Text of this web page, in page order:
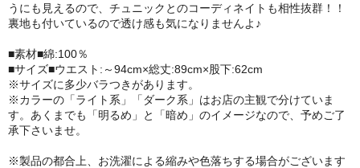
うにも見えるので、チュニックとのコーディネイトも相性抜群！！
裏地も付いているので透け感も気になりませんよ♪
■素材■綿:100％
■サイズ■ウエスト:～94cm×総丈:89cm×股下:62cm
※サイズに多少バラつきがあります。
※カラーの「ライト系」「ダーク系」はお店の主観で分けていま
す。あくまでも「明るめ」と「暗め」のイメージなので、予めご了
承下さいませ。
※製品の都合上、お洗濯による縮みや色落ちする場合がございます